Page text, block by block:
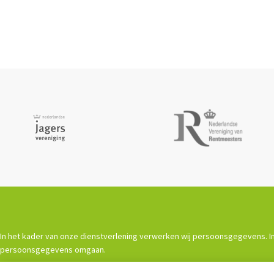
In het kader van onze dienstverlening verwerken wij persoonsgegevens.
persoonsgegevens omgaan.